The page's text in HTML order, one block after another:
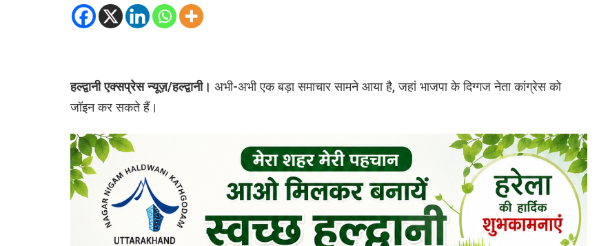
हल्द्वानी एक्सप्रेस न्यूज़/हल्द्वानी। अभी-अभी एक बड़ा समाचार सामने आया है, जहां भाजपा के दिग्गज नेता कांग्रेस को
जॉइन कर सकते हैं।